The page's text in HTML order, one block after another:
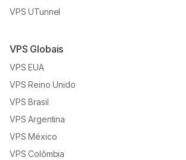
VPS UTunnel
VPS Globais
VPS EUA
VPS Reino Unido
VPS Brasil
VPS Argentina
VPS México
VPS Colômbia